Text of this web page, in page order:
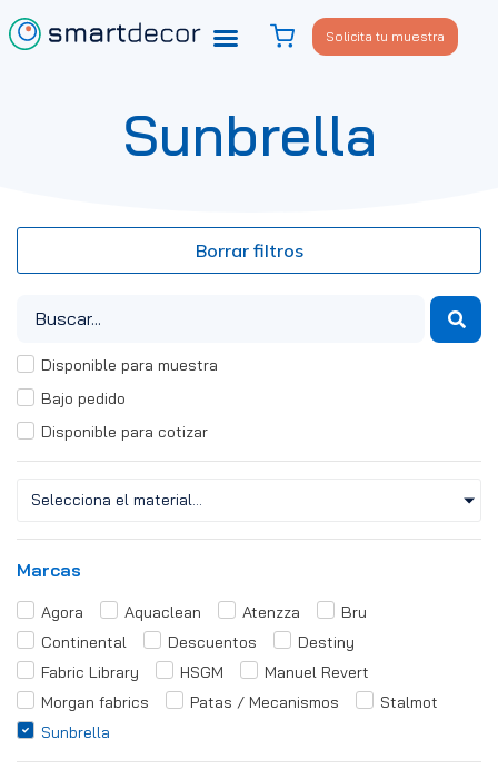
Solicita tu muestra
Sunbrella
Borrar filtros
Disponible para muestra
Bajo pedido
Disponible para cotizar
Selecciona el material...
Marcas
Agora Aquaclean Atenzza
Bru
Continental
Descuentos
Destiny
Fabric Library
HSGM
Manuel Revert
Morgan fabrics
Patas / Mecanismos
Stalmot
Sunbrella